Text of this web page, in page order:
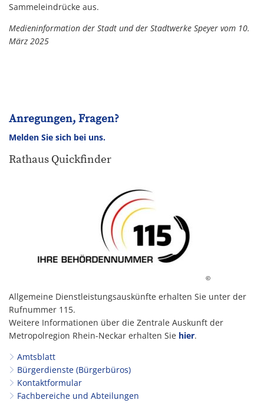
Sammeleindrücke aus.
Medieninformation der Stadt und der Stadtwerke Speyer vom 10.
März 2025
Anregungen, Fragen?
Melden Sie sich bei uns.
Rathaus Quickfinder
©
Allgemeine Dienstleistungsauskünfte erhalten Sie unter der
Rufnummer 115.
Weitere Informationen über die Zentrale Auskunft der
Metropolregion Rhein-Neckar erhalten Sie hier.
Amtsblatt
Bürgerdienste (Bürgerbüros)
Kontaktformular
Fachbereiche und Abteilungen